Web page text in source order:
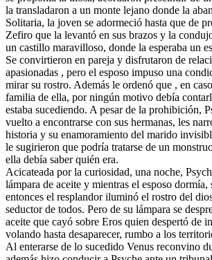
la transladaron a un monte lejano donde la
Solitaria, la joven se adormeció hasta que de
Zefiro que la levantó en sus brazos y la
un castillo maravilloso, donde la esperaba un
Se convirtieron en pareja y disfrutaron de
apasionadas , pero el esposo impuso una
mirar su rostro. Además le ordenó que , en
familia de ella, por ningún motivo debía
estaba sucediendo. A pesar de la prohibición,
vuelto a encontrarse con sus hermanas, les
historia y su enamoramiento del marido
le sugirieron que podría tratarse de un
ella debía saber quién era.
Acicateada por la curiosidad, una noche,
lámpara de aceite y mientras el esposo
entonces el resplandor iluminó el rostro del
seductor de todos. Pero de su lámpara se
aceite que cayó sobre Eros quien despertó de
volando hasta desaparecer, rumbo a los
Al enterarse de lo sucedido Venus reconvino